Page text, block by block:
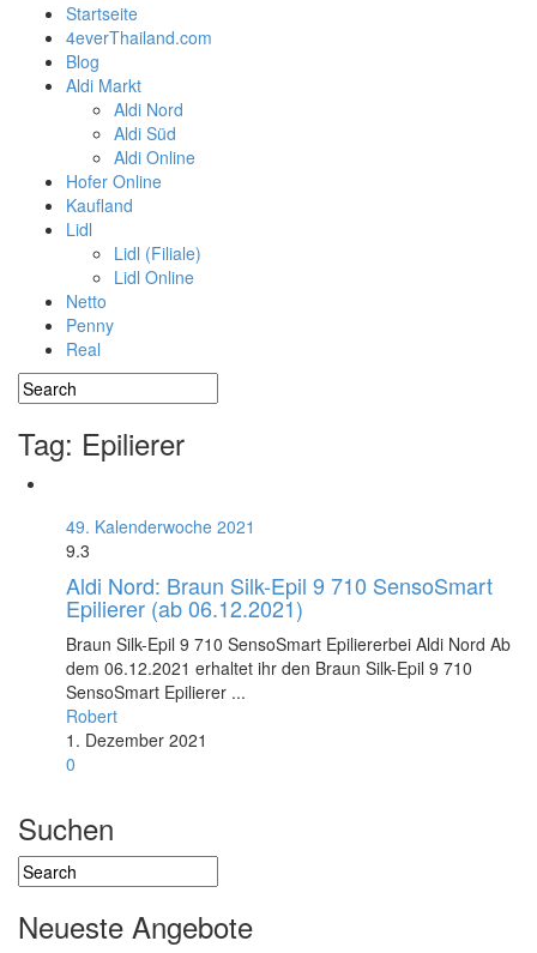
Startseite
4everThailand.com
Blog
Aldi Markt
Aldi Nord
Aldi Süd
Aldi Online
Hofer Online
Kaufland
Lidl
Lidl (Filiale)
Lidl Online
Netto
Penny
Real
Tag: Epilierer
49. Kalenderwoche 2021
9.3
Aldi Nord: Braun Silk-Epil 9 710 SensoSmart
Epilierer (ab 06.12.2021)
Braun Silk-Epil 9 710 SensoSmart Epiliererbei Aldi Nord Ab
dem 06.12.2021 erhaltet ihr den Braun Silk-Epil 9 710
SensoSmart Epilierer ...
Robert
1. Dezember 2021
0
Suchen
Neueste Angebote